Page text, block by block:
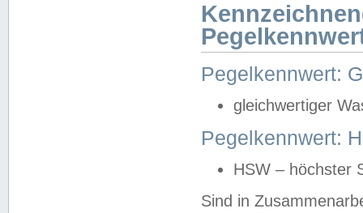
Pegelkennwert:
gleichwertiger
Pegelkennwert:
HSW – höchster
Sind in